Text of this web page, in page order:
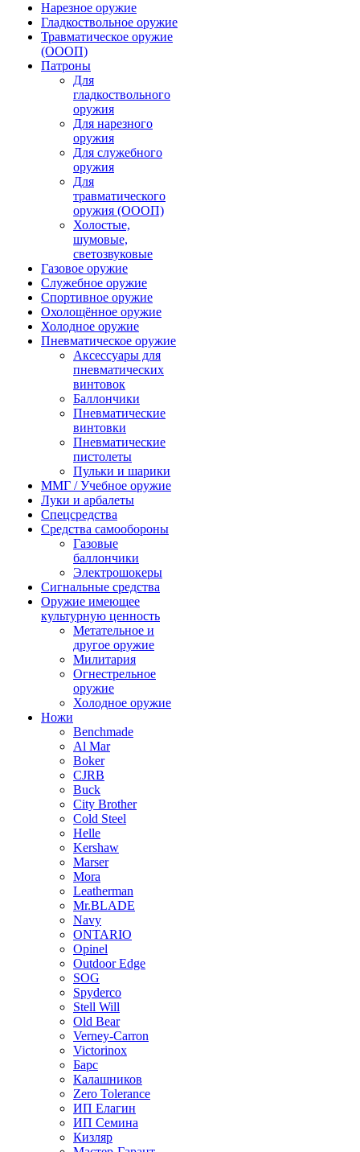
Нарезное оружие
Гладкоствольное оружие
Травматическое оружие
(ОООП)
Патроны
Для
гладкоствольного
оружия
Для нарезного
оружия
Для служебного
оружия
Для
травматического
оружия (ОООП)
Холостые,
шумовые,
светозвуковые
Газовое оружие
Служебное оружие
Спортивное оружие
Охолощённое оружие
Холодное оружие
Пневматическое оружие
Аксессуары для
пневматических
винтовок
Баллончики
Пневматические
винтовки
Пневматические
пистолеты
Пульки и шарики
ММГ / Учебное оружие
Луки и арбалеты
Спецсредства
Средства самообороны
Газовые
баллончики
Электрошокеры
Сигнальные средства
Оружие имеющее
культурную ценность
Метательное и
другое оружие
Милитария
Огнестрельное
оружие
Холодное оружие
Ножи
Benchmade
Al Mar
Boker
CJRB
Buck
City Brother
Cold Steel
Helle
Kershaw
Marser
Mora
Leatherman
Mr.BLADE
Navy
ONTARIO
Opinel
Outdoor Edge
SOG
Spyderco
Stell Will
Old Bear
Verney-Carron
Victorinox
Барс
Калашников
Zero Tolerance
ИП Елагин
ИП Семина
Кизляр